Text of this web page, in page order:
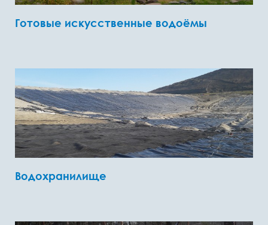
Готовые искусственные водоёмы
Водохранилище